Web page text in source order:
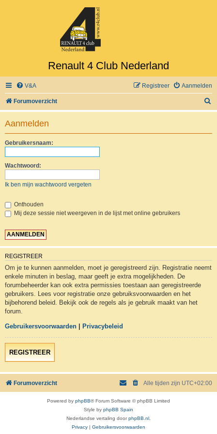
Renault 4 Club Nederland
V&A Aanmelden
Registreer
Forumoverzicht
o
Aanmelden
Gebruikersnaam:
Wachtwoord:
Ik ben mijn wachtwoord vergeten
Onthouden
Mij deze sessie niet weergeven in de lijst met online gebruikers
REGISTREER
Om je te kunnen aanmelden, moet je geregistreerd zijn. Registratie neemt
enkele minuten in beslag, maar geeft je extra mogelijkheden. De
forumbeheerder kan ook extra permissies toestaan aan geregistreerde
gebruikers. Lees voor registratie onze gebruiksvoorwaarden en het
bijbehorend beleid. Bekijk ook de regels als je gebruik maakt van het
forum.
Gebruikersvoorwaarden Privacybeleid
REGISTREER
Forumoverzicht Alle tijden zijn UTC+02:00
Powered by phpBB® Forum Software © phpBB Limited
Style by phpBB Spain
Nederlandse vertaling doorphpBB.nl .
Privacy
Gebruikersvoorwaarden